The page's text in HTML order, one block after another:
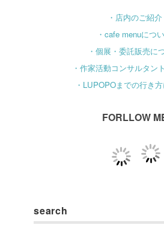
・店内のご紹介
・cafe menuにつ
・個展・委託販売に
・作家活動コンサルタン
・LUPOPOまでの行き
FORLLOW
search